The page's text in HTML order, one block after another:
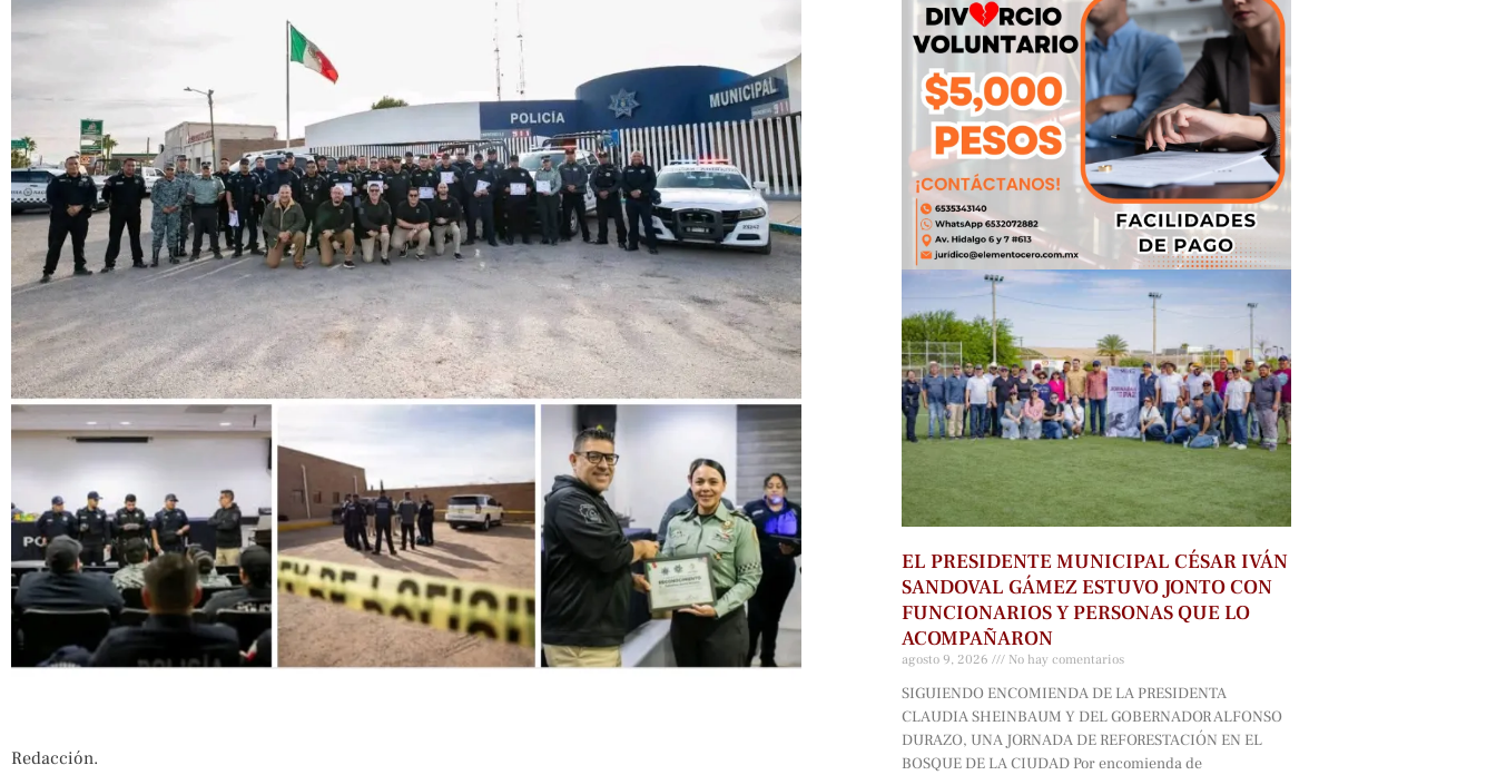
Redacción.
EL PRESIDENTE MUNICIPAL CÉSAR IVÁN
SANDOVAL GÁMEZ ESTUVO JONTO CON
FUNCIONARIOS Y PERSONAS QUE LO
ACOMPAÑARON
agosto 9, 2026 No hay comentarios
SIGUIENDO ENCOMIENDA DE LA PRESIDENTA
CLAUDIA SHEINBAUM Y DEL GOBERNADOR ALFONSO
DURAZO, UNA JORNADA DE REFORESTACIÓN EN EL
BOSQUE DE LA CIUDAD Por encomienda de